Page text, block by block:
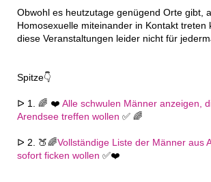
Obwohl es heutzutage genügend Orte gibt,
Homosexuelle miteinander in Kontakt treten
diese Veranstaltungen leider nicht für
Spitze👇
ᐅ 1. 🌈 ❤️ Alle schwulen Männer anzeigen,
Arendsee treffen wollen ✅ 🌈
ᐅ 2. 🍑🌈Vollständige Liste der Männer aus
sofort ficken wollen ✅❤️